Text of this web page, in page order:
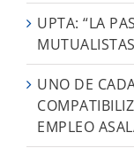
UPTA: “LA
UNO DE
EMPLEO